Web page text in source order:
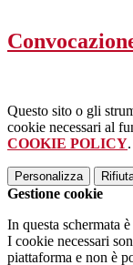
Questo sito o gli
cookie necessari al
COOKIE POLICY.
Personalizza
Gestione cookie
In questa schermata
I cookie necessari
piattaforma e non è